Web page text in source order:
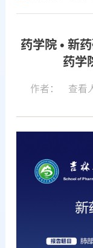
药学院 • 新
药学
作者： 查看